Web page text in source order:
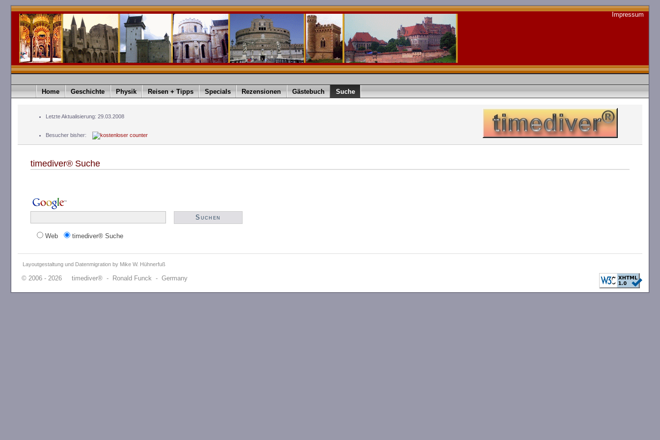
Impressum
Home Geschichte Physik Reisen + Tipps Specials Rezensionen Gästebuch Suche
Letzte Aktualisierung: 29.03.2008
Besucher bisher:
timediver® Suche
Web timediver® Suche
Layoutgestaltung und Datenmigration by Mike W. Hühnerfuß
© 2006 - 2026 timediver® - Ronald Funck - Germany